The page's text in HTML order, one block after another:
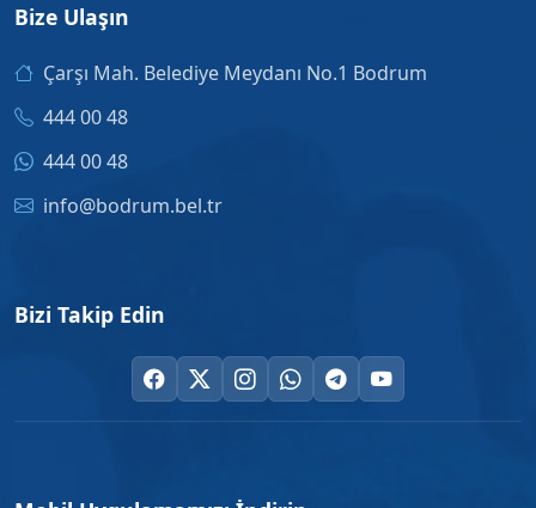
Bize Ulaşın
Çarşı Mah. Belediye Meydanı No.1 Bodrum
444 00 48
444 00 48
info@bodrum.bel.tr
Bizi Takip Edin